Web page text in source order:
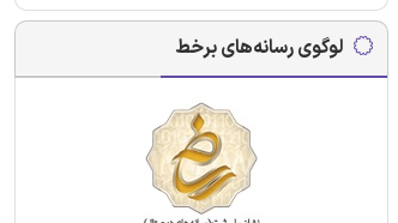
لوگوی رسانه‌های برخط